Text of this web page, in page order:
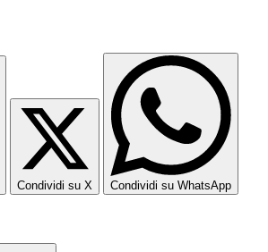
Condividi su X Condividi su WhatsApp